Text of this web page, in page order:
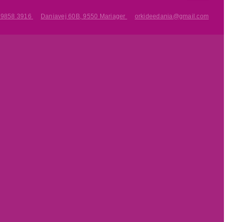
3916 Daniavej 60B, 9550 Mariager orkideedania@gmail.com